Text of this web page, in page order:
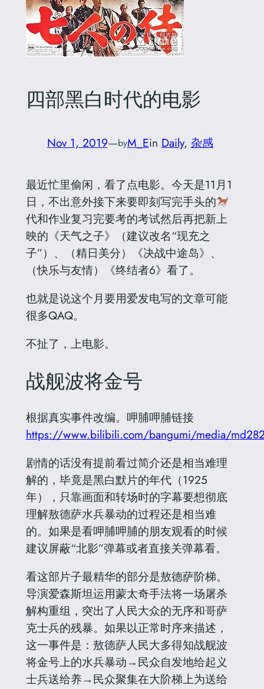
四部黑白时代的电影
Nov 1, 2019—byM_Ein Daily, 杂感
最近忙里偷闲，看了点电影。今天是11月1
日，不出意外接下来要即刻写完手头的
代和作业复习完要考的考试然后再把新上
映的《天气之子》（建议改名“现充之
子”）、（精日美分）《决战中途岛》、
（快乐与友情）《终结者6》看了。
也就是说这个月要用爱发电写的文章可能
很多QAQ。
不扯了，上电影。
战舰波将金号
根据真实事件改编。呷脯呷脯链接
https://www.bilibili.com/bangumi/media/
剧情的话没有提前看过简介还是相当难理
解的，毕竟是黑白默片的年代（1925
年），只靠画面和转场时的字幕要想彻底
理解敖德萨水兵暴动的过程还是相当难
的。如果是看呷脯呷脯的朋友观看的时候
建议屏蔽“北影”弹幕或者直接关弹幕看。
看这部片子最精华的部分是敖德萨阶梯。
导演爱森斯坦运用蒙太奇手法将一场屠杀
解构重组，突出了人民大众的无序和哥萨
克士兵的残暴。如果以正常时序来描述，
这一事件是：敖德萨人民大多得知战舰波
将金号上的水兵暴动→民众自发地给起义
士兵送给养→民众聚集在大阶梯上为送给